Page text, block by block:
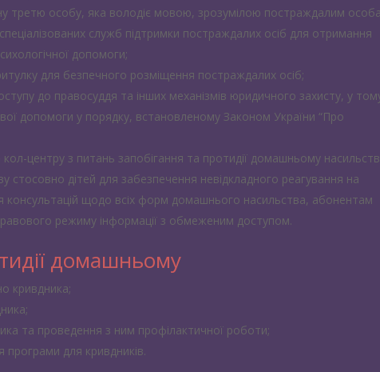
третю особу, яка володіє мовою, зрозумілою постраждалим
служб підтримки постраждалих осіб для отримання
допомоги;
для безпечного розміщення постраждалих осіб;
до правосуддя та інших механізмів юридичного захисту, у
допомоги у порядку, встановленому Законом України “Про
центру з питань запобігання та протидії домашньому
стосовно дітей для забезпечення невідкладного реагування на
щодо всіх форм домашнього насильства, абонентам
режиму інформації з обмеженим доступом.
домашньому
кривдника;
та проведення з ним профілактичної роботи;
для кривдників.